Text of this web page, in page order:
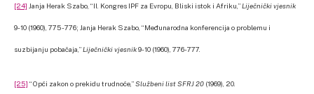
[24] Janja Herak Szabo, “II. Kongres IPF za Evropu, Bliski istok i Afriku,”Liječnički vjesnik
9-10 (1960), 775-776; Janja Herak Szabo, “Međunarodna konferencija o problemu i
suzbijanju pobačaja,”Liječnički vjesnik9-10 (1960), 776-777.
[25] “Opći zakon o prekidu trudnoće,”Službeni list SFRJ 20 (1969), 20.